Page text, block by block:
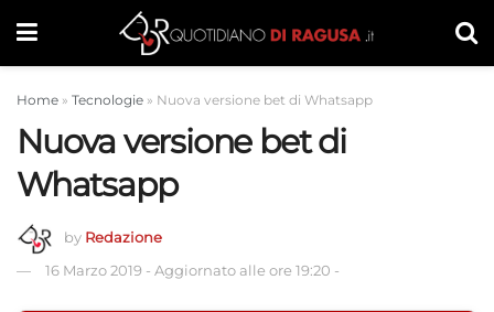
Home » Tecnologie » Nuova versione bet di Whatsapp
Nuova versione bet di
Whatsapp
by Redazione
16 Marzo 2019 - Aggiornato alle ore 19:20 -